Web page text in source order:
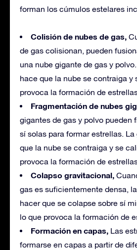
forman los cúmulos estelares
Colisión de nubes de gas,
de gas colisionan, pueden
una nube gigante de gas y
hace que la nube se contraiga y
provoca la formación de
Fragmentación de nubes
gigantes de gas y polvo pueden
sí solas para formar estrellas.
que la nube se contraiga y se
provoca la formación de
Colapso gravitacional,
gas es suficientemente densa,
hacer que se colapse sobre sí
lo que provoca la formación de
Formación en capas, Las
formarse en capas a partir de